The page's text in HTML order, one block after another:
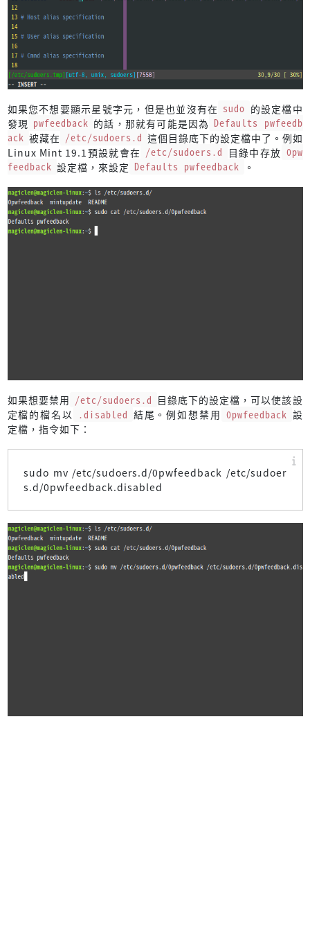
如果您不想要顯示星號字元，但是也並沒有在 sudo 的設定檔中
發現 pwfeedback 的話，那就有可能是因為 Defaults pwfeedb
ack 被藏在 /etc/sudoers.d 這個目錄底下的設定檔中了。例如
Linux Mint 19.1預設就會在 /etc/sudoers.d 目錄中存放 0pw
feedback 設定檔，來設定 Defaults pwfeedback 。
如果想要禁用 /etc/sudoers.d 目錄底下的設定檔，可以使該設
定檔的檔名以 .disabled 結尾。例如想禁用 0pwfeedback 設
定檔，指令如下：
sudo mv /etc/sudoers.d/0pwfeedback /etc/sudoer
s.d/0pwfeedback.disabled